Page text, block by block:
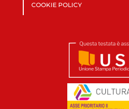
COOKIE POLICY